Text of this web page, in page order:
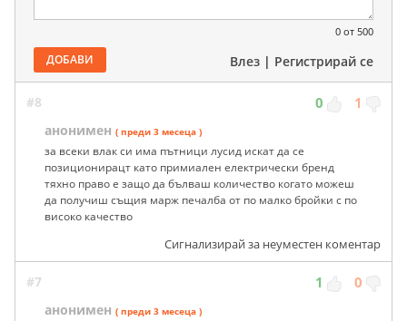
0 от 500
ДОБАВИ Влез | Регистрирай се
#8 0 1
анонимен ( преди 3 месеца )
за всеки влак си има пътници лусид искат да се
позиционирацт като примиален електрически бренд
тяхно право е защо да бълваш количество когато можеш
да получиш същия марж печалба от по малко бройки с по
високо качество
Сигнализирай за неуместен коментар
#7 1 0
анонимен ( преди 3 месеца )